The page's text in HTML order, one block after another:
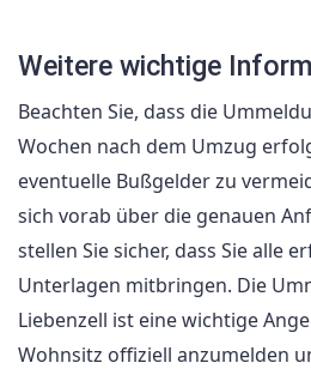
Weitere wichtige
Beachten Sie, dass die
Wochen nach dem Umzug
eventuelle Bußgelder zu
sich vorab über die genauen
stellen Sie sicher, dass Sie alle
Unterlagen mitbringen. Die
Liebenzell ist eine wichtige
Wohnsitz offiziell anzumelden